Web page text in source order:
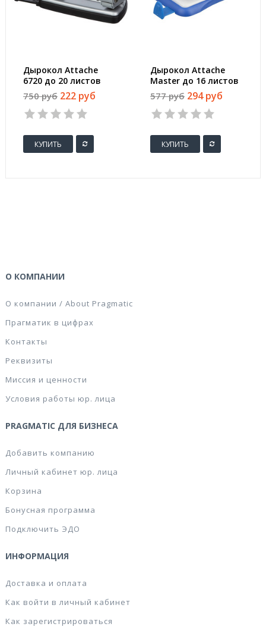
Дырокол Attache
6720 до 20 листов
серебристый с
линейкой
750 руб 222 руб
КУПИТЬ
Дырокол Attache
Master до 16 листов
белый/синий с
линейкой
577 руб 294 руб
КУПИТЬ
О КОМПАНИИ
О компании / About Pragmatic
Прагматик в цифрах
Контакты
Реквизиты
Миссия и ценности
Условия работы юр. лица
PRAGMATIC ДЛЯ БИЗНЕСА
Добавить компанию
Личный кабинет юр. лица
Корзина
Бонусная программа
Подключить ЭДО
ИНФОРМАЦИЯ
Доставка и оплата
Как войти в личный кабинет
Как зарегистрироваться